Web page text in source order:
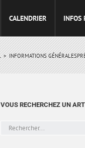
CALENDRIER INFOS
INFORMATIONS GÉNÉRALES
VOUS RECHERCHEZ UN
Rechercher: